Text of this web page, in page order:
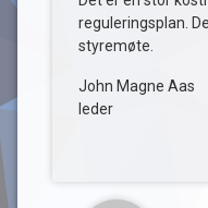
reguleringsplan.
styremøte.
John Magne Aas
leder